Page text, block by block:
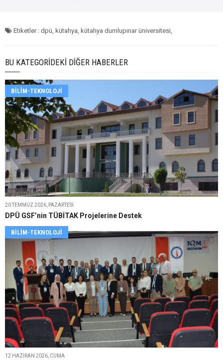
Etiketler : dpü, kütahya, kütahya dumlupınar üniversitesi,
BU KATEGORIDEKI DIĞER HABERLER
BILIM-TEKNOLOJI
20 TEMMUZ 2026, PAZARTESI
DPÜ GSF’nin TÜBİTAK Projelerine Destek
BILIM-TEKNOLOJI
12 HAZIRAN 2026, CUMA